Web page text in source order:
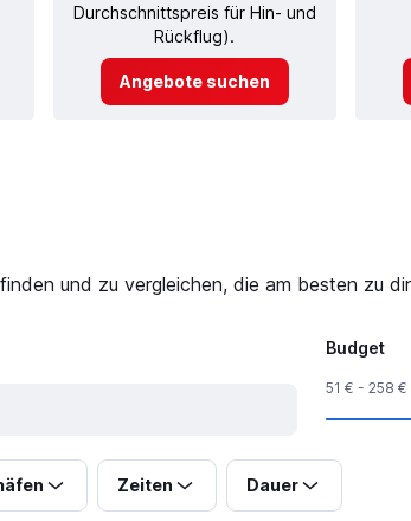
Durchschnittspreis für Hin- und
Rückflug).
Angebote suchen
und zu vergleichen, die am besten zu
Budget
51 € - 258 €
Zeiten Dauer